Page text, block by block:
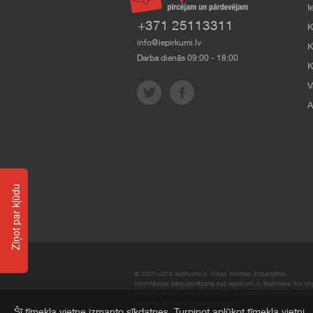
+371 25113311
info@iepirkumi.lv
Darba dienās 09:00 - 18:00
© 2007–2018 Iepirkumi.lv. Visas tiesības aizsargātas.
Informācijas pārpublicēšana bez iepirkumi.lv īpašnieka SIA
Ziņot par kļūdu